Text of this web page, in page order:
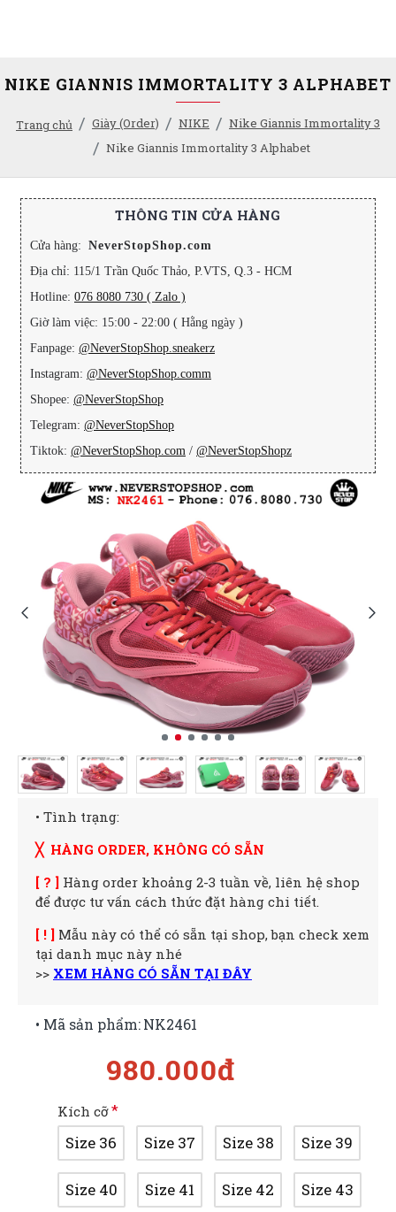
Trang chủ Giày (Order) NIKE
Nike Giannis Immortality 3
Nike Giannis Immortality 3 Alphabet
NIKE GIANNIS IMMORTALITY 3 ALPHABET
THÔNG TIN CỬA HÀNG
Cửa hàng: NeverStopShop.com
Địa chỉ: 115/1 Trần Quốc Thảo, P.VTS, Q.3 - HCM
Hotline: 076 8080 730 ( Zalo )
Giờ làm việc: 15:00 - 22:00 ( Hằng ngày )
Fanpage: @NeverStopShop.sneakerz
Instagram: @NeverStopShop.comm
Shopee: @NeverStopShop
Telegram: @NeverStopShop
Tiktok: @NeverStopShop.com / @NeverStopShopz
• Tình trạng:
╳ HÀNG ORDER, KHÔNG CÓ SẴN
[ ? ] Hàng order khoảng 2-3 tuần về, liên hệ shop
để được tư vấn cách thức đặt hàng chi tiết.
[ ! ] Mẫu này có thể có sẵn tại shop, bạn check xem
tại danh mục này nhé
>> XEM HÀNG CÓ SẴN TẠI ĐÂY
980.000đ
• Mã sản phẩm:NK2461
Kích cỡ
Size 36 Size 37 Size 38 Size 39
Size 40 Size 41 Size 42 Size 43